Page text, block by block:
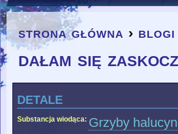
you are here
strona główna › blogi
dałam się
detale
Substancja wiodąca: Grzyby